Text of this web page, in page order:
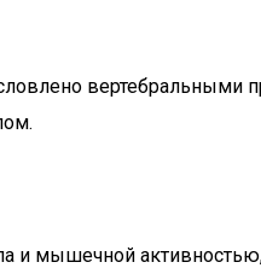
вертебральными
и мышечной